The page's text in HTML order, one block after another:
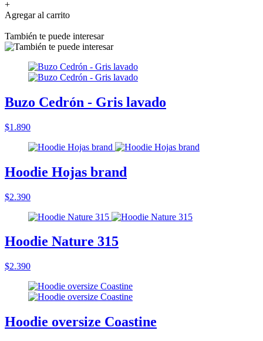
+
Agregar al carrito
También te puede interesar
Buzo Cedrón - Gris lavado
$1.890
Hoodie Hojas brand
$2.390
Hoodie Nature 315
$2.390
Hoodie oversize Coastine